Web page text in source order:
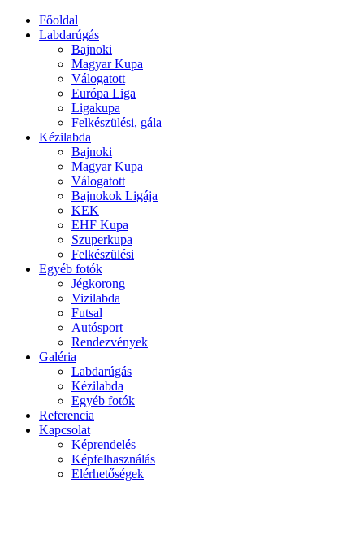
Főoldal
Labdarúgás
Bajnoki
Magyar Kupa
Válogatott
Európa Liga
Ligakupa
Felkészülési, gála
Kézilabda
Bajnoki
Magyar Kupa
Válogatott
Bajnokok Ligája
KEK
EHF Kupa
Szuperkupa
Felkészülési
Egyéb fotók
Jégkorong
Vizilabda
Futsal
Autósport
Rendezvények
Galéria
Labdarúgás
Kézilabda
Egyéb fotók
Referencia
Kapcsolat
Képrendelés
Képfelhasználás
Elérhetőségek